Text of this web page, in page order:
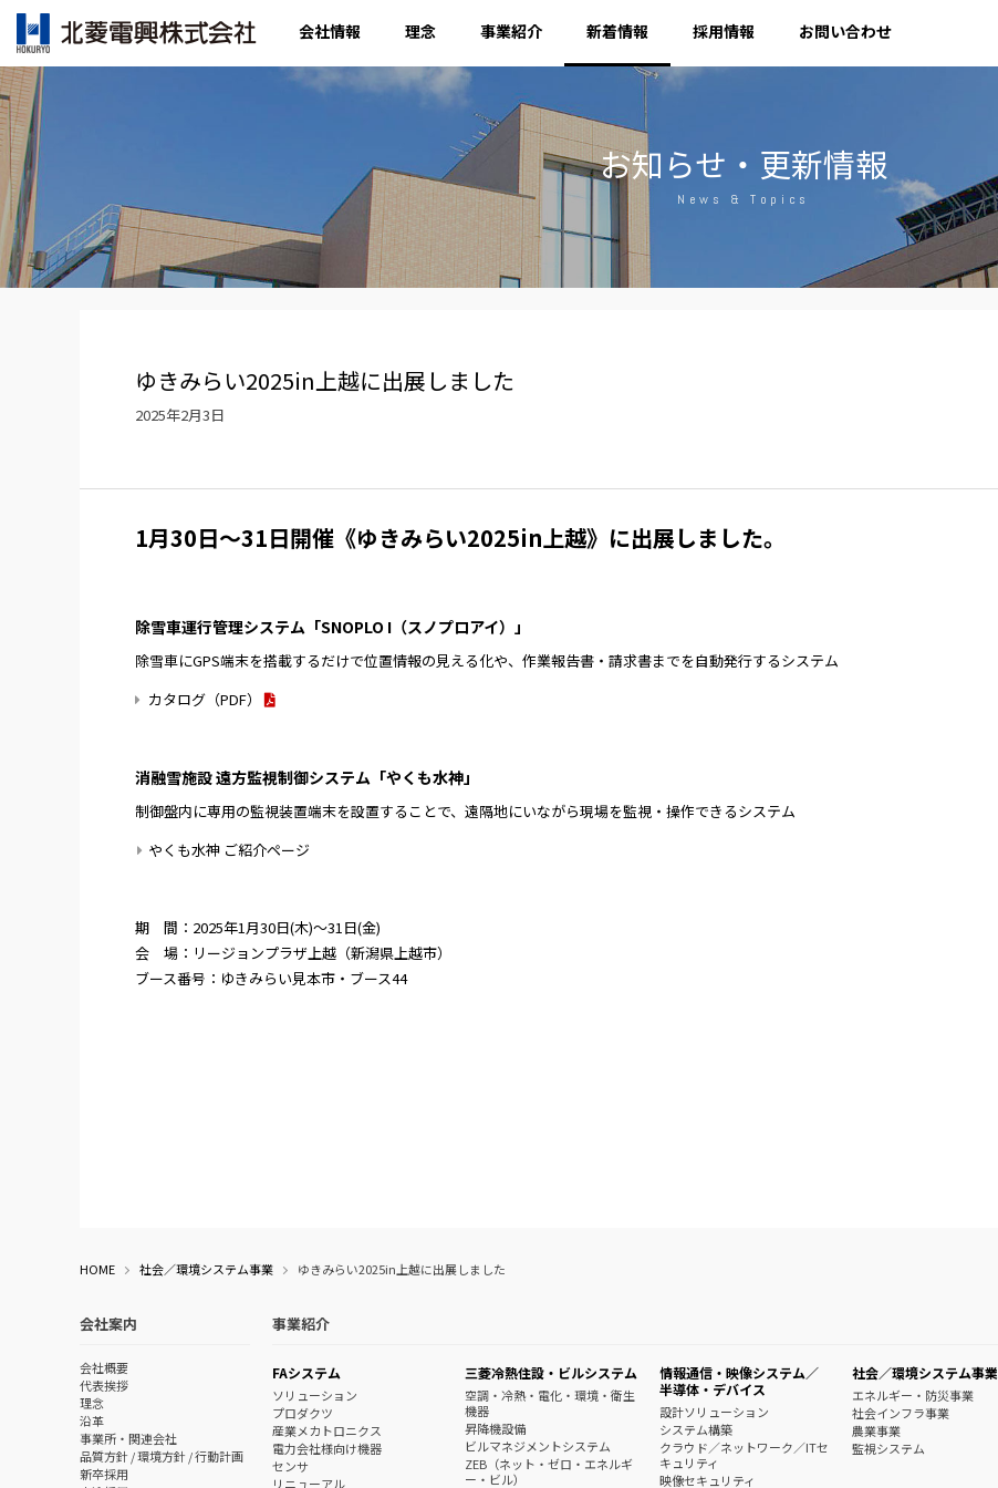
会社情報 理念 事業紹介 新着情報 採用情報 お問い合わせ
お知らせ・更新情報
News & Topics
ゆきみらい2025in上越に出展しました
2025年2月3日
1月30日～31日開催《ゆきみらい2025in上越》に出展しました。
除雪車運行管理システム「SNOPLO I（スノプロアイ）」
除雪車にGPS端末を搭載するだけで位置情報の見える化や、作業報告書・請求書までを自動発行するシステム
カタログ（PDF）
消融雪施設 遠方監視制御システム「やくも水神」
制御盤内に専用の監視装置端末を設置することで、遠隔地にいながら現場を監視・操作できるシステム
やくも水神 ご紹介ページ
期 間：2025年1月30日(木)～31日(金)
会 場：リージョンプラザ上越（新潟県上越市）
ブース番号：ゆきみらい見本市・ブース44
HOME 社会／環境システム事業 ゆきみらい2025in上越に出展しました
会社案内
会社概要
代表挨拶
理念
沿革
事業所・関連会社
品質方針 / 環境方針 / 行動計画
新卒採用
事業紹介
FAシステム
ソリューション
プロダクツ
産業メカトロニクス
電力会社様向け機器
センサ
リニューアル
三菱冷熱住設・ビルシステム
空調・冷熱・電化・環境・衛生
機器
昇降機設備
ビルマネジメントシステム
ZEB（ネット・ゼロ・エネルギ
ー・ビル）
情報通信・映像システム／
半導体・デバイス
設計ソリューション
システム構築
クラウド／ネットワーク／ITセ
キュリティ
映像セキュリティ
社会／環境システム事業
エネルギー・防災事業
社会インフラ事業
農業事業
監視システム